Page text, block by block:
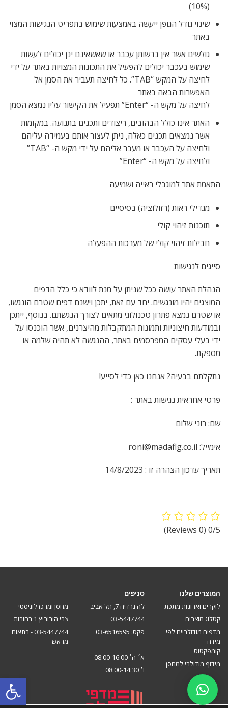
פתח
(10%)
שינוי גודל הגופן ייעשה באמצעות שימוש בתפריט הנגישות המצוי
באתר
גולשים אשר אין ברשותן עכבר או שאשאינם ינן יכולים לעשות
שימוש בעכבר יכולים להפעיל את התכונות המצויות באתר על ידי
לחיצה על המקש “TAB”. כל לחיצה תעביר את הסמן אל
האפשרות הבאה באתר
לחיצה על מקש ה- “Enter” תפעיל את הקישור עליו נמצא הסמן
האתר אינו כולל הבהובים, ריצודים ותכנים בתנועה. במקומות
אשר נמצאים תכנים כאלה, ניתן לעצור אותם בעמידה עליהם
ולחיצה על העכבר או מעבר אליהם על ידי מקש ה- “TAB”
ולחיצה על מקש ה- “Enter”
התאמת אתר למוגבלי ראייה ושמיעה
מגדילי ראות (רזולוציה) בסיסיים
תוכנות זיהוי קולי
חבילות זיהוי קולי של מערכות ההפעלה
סייגים לנגישות
הנהלת האתר עושה ככל שניתן על מנת לוודא כי כלל הדפים
המוצגים יהיו מונגשים. יחד עם זאת, יתכן וישנם דפים שטרם הונגשו,
או שטרם נמצא פתרון טכנולוגי מתאים לצורך הנגשתם. בנוסף, ייתכן
ובמודעות חיצוניות ותמונות המתקבלות מהיצרנים, אשר הוכנסו על
ידי בעלי עסקים המפרסמים באתר, ההנגשה לא תהיה שלמה או
מספקת.
נתקלתם בבעיה? אנחנו כאן כדי לסייע!
פרטי אחראית נגישות באתר :
שם: רוני שלום
אימייל: roni@madaflg.co.il
תאריך עדכון הצהרה זו : 14/8/2023
0/5
(0 Reviews)
המוצרים שלנו
לוקרים וארונות מתכת
קטלוג מוצרים
מדפים מודולריים לפי
מידה
קומפקטוס
מידוף מודולרי למחסן
סניפים
לה גרדיה 7, תל אביב
03-5447744
פקס: 03-6516595
א׳-ה׳ 08:00-16:00
ו׳ 08:00-14:30
מחסן ומרכז לוגיסטי
צבי הורוביץ 1 רחובות
03-5447744 - בתאום
מראש